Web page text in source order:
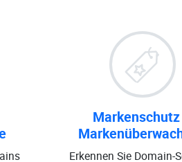
Erkennen Sie Domain-